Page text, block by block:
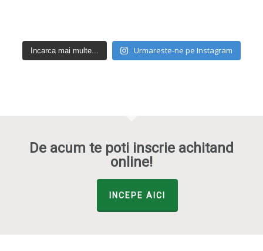
Incarca mai multe... Urmareste-ne pe Instagram
De acum te poti inscrie achitand
online!
INCEPE AICI